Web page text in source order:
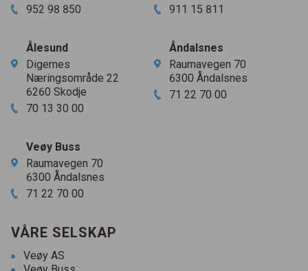
952 98 850
911 15 811
Ålesund
Digernes
Næringsområde 22
6260 Skodje
70 13 30 00
Åndalsnes
Raumavegen 70
6300 Åndalsnes
71 22 70 00
Veøy Buss
Raumavegen 70
6300 Åndalsnes
71 22 70 00
VÅRE SELSKAP
Veøy AS